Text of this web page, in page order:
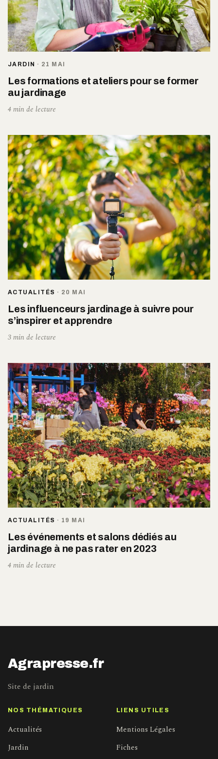
JARDIN · 21 MAI
Les formations et ateliers pour se former
au jardinage
4 min de lecture
ACTUALITÉS · 20 MAI
Les influenceurs jardinage à suivre pour
s’inspirer et apprendre
3 min de lecture
ACTUALITÉS · 19 MAI
Les événements et salons dédiés au
jardinage à ne pas rater en 2023
4 min de lecture
Agrapresse.fr
Site de jardin
NOS THÉMATIQUES
Actualités
Jardin
LIENS UTILES
Mentions Légales
Fiches